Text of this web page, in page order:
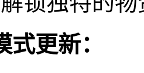
更新：